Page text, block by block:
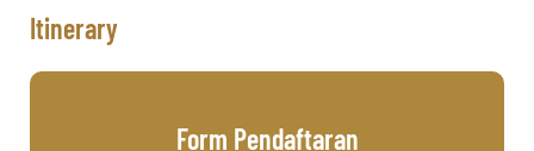
Itinerary
Form Pendaftaran